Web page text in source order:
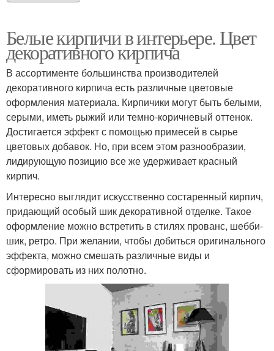
Белые кирпичи в интерьере. Цвет
декоративного кирпича
В ассортименте большинства производителей
декоративного кирпича есть различные цветовые
оформления материала. Кирпичики могут быть белыми,
серыми, иметь рыжий или темно-коричневый оттенок.
Достигается эффект с помощью примесей в сырье
цветовых добавок. Но, при всем этом разнообразии,
лидирующую позицию все же удерживает красный
кирпич.
Интересно выглядит искусственно состаренный кирпич,
придающий особый шик декоративной отделке. Такое
оформление можно встретить в стилях прованс, шебби-
шик, ретро. При желании, чтобы добиться оригинального
эффекта, можно смешать различные виды и
сформировать из них полотно.